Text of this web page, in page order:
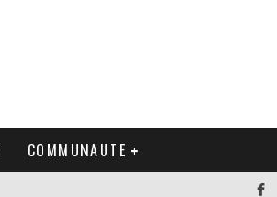
COMMUNAUTE